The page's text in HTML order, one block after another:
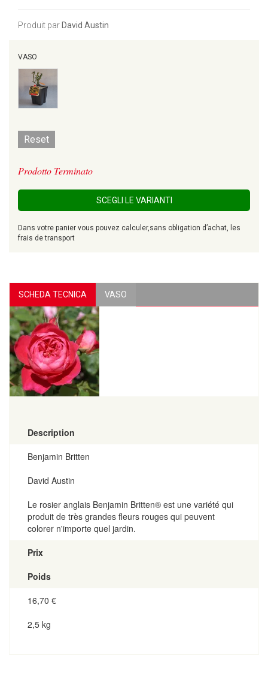
Produit par David Austin
VASO
Reset
Prodotto Terminato
SCEGLI LE VARIANTI
Dans votre panier vous pouvez calculer,sans obligation d’achat, les
frais de transport
SCHEDA TECNICA VASO
Description
Benjamin Britten
David Austin
Le rosier anglais Benjamin Britten® est une variété qui
produit de très grandes fleurs rouges qui peuvent
colorer n'importe quel jardin.
Prix
Poids
16,70 €
2,5 kg